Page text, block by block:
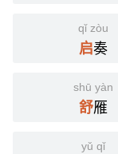
qǐ zòu
启奏
shū yàn
舒雁
yǔ qǐ